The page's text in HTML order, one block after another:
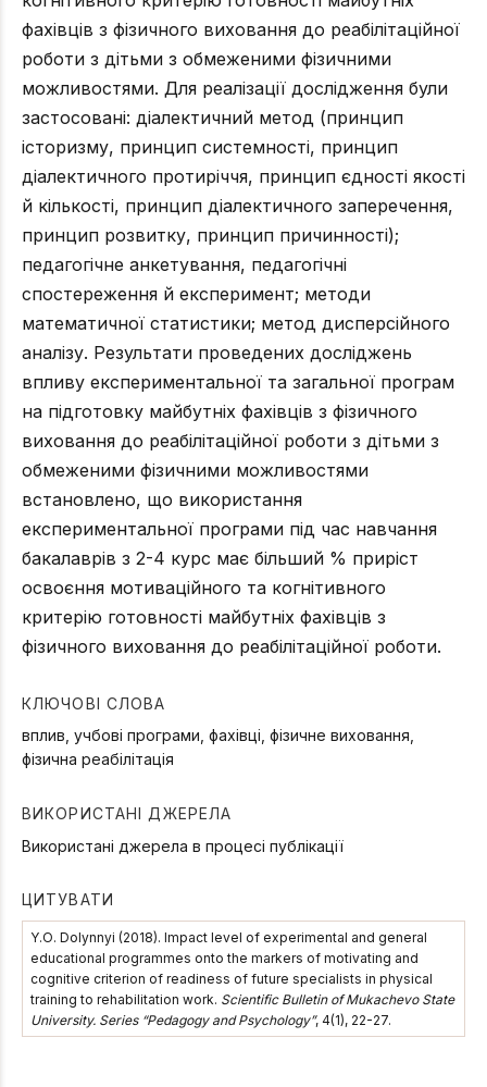
фахівців з фізичного виховання до реабілітаційної
роботи з дітьми з обмеженими фізичними
можливостями. Для реалізації дослідження були
застосовані: діалектичний метод (принцип
історизму, принцип системності, принцип
діалектичного протиріччя, принцип єдності якості
й кількості, принцип діалектичного заперечення,
принцип розвитку, принцип причинності);
педагогічне анкетування, педагогічні
спостереження й експеримент; методи
математичної статистики; метод дисперсійного
аналізу. Результати проведених досліджень
впливу експериментальної та загальної програм
на підготовку майбутніх фахівців з фізичного
виховання до реабілітаційної роботи з дітьми з
обмеженими фізичними можливостями
встановлено, що використання
експериментальної програми під час навчання
бакалаврів з 2-4 курс має більший % приріст
освоєння мотиваційного та когнітивного
критерію готовності майбутніх фахівців з
фізичного виховання до реабілітаційної роботи.
КЛЮЧОВІ СЛОВА
вплив, учбові програми, фахівці, фізичне виховання,
фізична реабілітація
ВИКОРИСТАНІ ДЖЕРЕЛА
Використані джерела в процесі публікації
ЦИТУВАТИ
Y.О. Dolynnyi (2018). Impact level of experimental and general
educational programmes onto the markers of motivating and
cognitive criterion of readiness of future specialists in physical
training to rehabilitation work. Scientific Bulletin of Mukachevo State
University. Series “Pedagogy and Psychology”, 4(1), 22-27.